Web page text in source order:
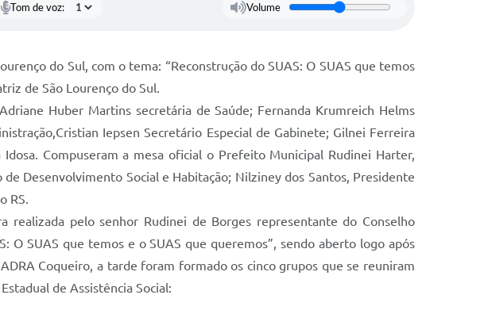
Tom de voz: Volume
do Sul, com o tema: “Reconstrução do SUAS: O SUAS que temos
de São Lourenço do Sul.
Huber Martins secretária de Saúde; Fernanda Krumreich Helms
Iepsen Secretário Especial de Gabinete; Gilnei Ferreira
Compuseram a mesa oficial o Prefeito Municipal Rudinei Harter,
Desenvolvimento Social e Habitação; Nilziney dos Santos, Presidente
RS.
realizada pelo senhor Rudinei de Borges representante do Conselho
O SUAS que temos e o SUAS que queremos”, sendo aberto logo após
Coqueiro, a tarde foram formado os cinco grupos que se reuniram
de Assistência Social: